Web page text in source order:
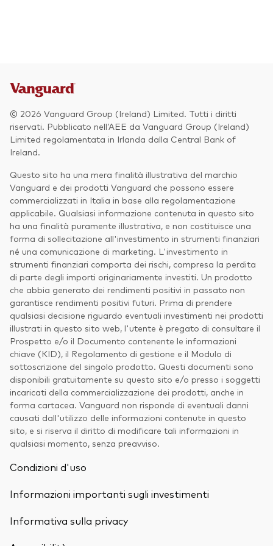
Attiva
Passiva
Documenti importanti
Investi con Vanguard
Prevenzione delle frodi
© 2026 Vanguard Group (Ireland) Limited. Tutti i diritti
riservati. Pubblicato nell’AEE da Vanguard Group (Ireland)
Limited regolamentata in Irlanda dalla Central Bank of
Ireland.
Questo sito ha una mera finalità illustrativa del marchio
Vanguard e dei prodotti Vanguard che possono essere
commercializzati in Italia in base alla regolamentazione
applicabile. Qualsiasi informazione contenuta in questo sito
ha una finalità puramente illustrativa, e non costituisce una
forma di sollecitazione all'investimento in strumenti finanziari
né una comunicazione di marketing. L'investimento in
strumenti finanziari comporta dei rischi, compresa la perdita
di parte degli importi originariamente investiti. Un prodotto
che abbia generato dei rendimenti positivi in passato non
garantisce rendimenti positivi futuri. Prima di prendere
qualsiasi decisione riguardo eventuali investimenti nei prodotti
illustrati in questo sito web, l'utente è pregato di consultare il
Prospetto e/o il Documento contenente le informazioni
chiave (KID), il Regolamento di gestione e il Modulo di
sottoscrizione del singolo prodotto. Questi documenti sono
disponibili gratuitamente su questo sito e/o presso i soggetti
incaricati della commercializzazione dei prodotti, anche in
forma cartacea. Vanguard non risponde di eventuali danni
causati dall'utilizzo delle informazioni contenute in questo
sito, e si riserva il diritto di modificare tali informazioni in
qualsiasi momento, senza preavviso.
Condizioni d'uso
Informazioni importanti sugli investimenti
Informativa sulla privacy